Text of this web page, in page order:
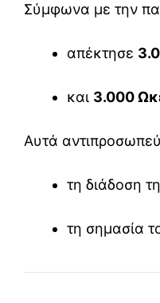
Σύμφωνα με την
απέκτησε
και 3.000
Αυτά
τη διάδοση
τη σημασία